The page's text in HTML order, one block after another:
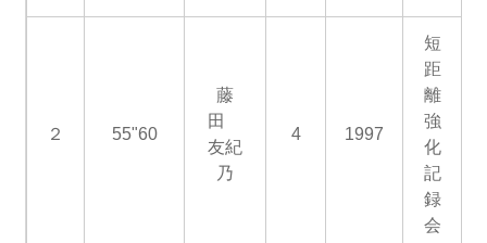
２ 55"60
藤
田
友紀
乃
4 1997
短
距
離
強
化
記
録
会